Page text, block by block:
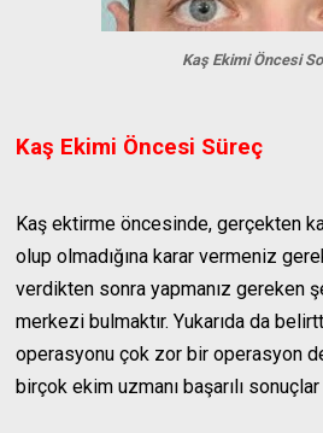
Kaş Ekimi Öncesi
Kaş Ekimi Öncesi Süreç
Kaş ektirme öncesinde, gerçekten
olup olmadığına karar vermeniz
verdikten sonra yapmanız gereken
merkezi bulmaktır. Yukarıda da
operasyonu çok zor bir operasyon
birçok ekim uzmanı başarılı